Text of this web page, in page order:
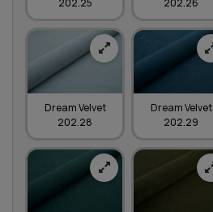
202.25
202.26
Dream Velvet
202.28
Dream Velvet
202.29